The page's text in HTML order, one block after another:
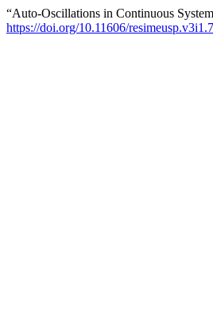
“Auto-Oscillations in Continuous
https://doi.org/10.11606/